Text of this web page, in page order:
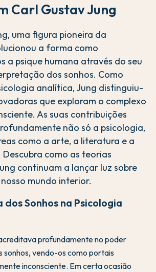
Carl Gustav Jung
uma figura pioneira da
a forma como
a psique humana através do seu
dos sonhos. Como
analítica, Jung distinguiu-
que exploram o complexo
As suas contribuições
não só a psicologia,
como a arte, a literatura e a
como as teorias
continuam a lançar luz sobre
mundo interior.
Sonhos na Psicologia
profundamente no poder
vendo-os como portais
inconsciente. Em certa ocasião